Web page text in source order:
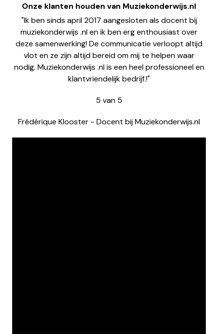
Onze klanten houden van Muziekonderwijs.nl
"Ik ben sinds april 2017 aangesloten als docent bij
muziekonderwijs .nl en ik ben erg enthousiast over
deze samenwerking! De communicatie verloopt altijd
vlot en ze zijn altijd bereid om mij te helpen waar
nodig. Muziekonderwijs .nl is een heel professioneel en
klantvriendelijk bedrijf.!"
5 van 5
Frédérique Klooster - Docent bij Muziekonderwijs.nl